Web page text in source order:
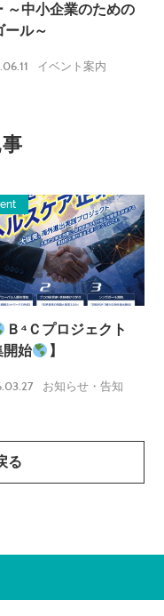
～中小企業のための
ール～
イベント案内
Ｂ⁴Ｃプロジェクト
開始
】
お知らせ・告知
る